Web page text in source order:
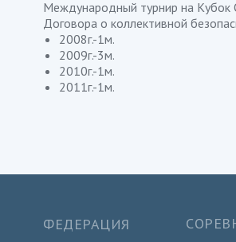
Международный турнир на Кубок
Договора о коллективной
2008г.-1м.
2009г.-3м.
2010г.-1м.
2011г.-1м.
ФЕДЕРАЦИЯ